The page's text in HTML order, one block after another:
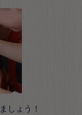
しょう！